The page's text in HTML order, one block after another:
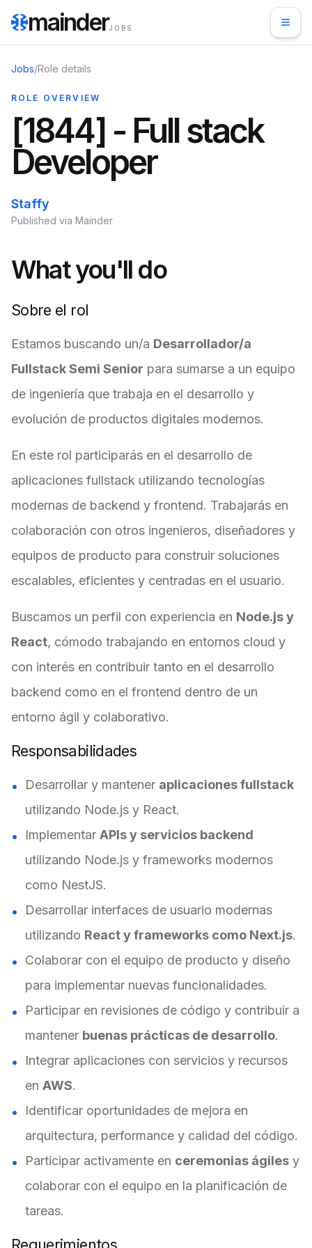
mainderJOBS
Jobs/Role details
ROLE OVERVIEW
[1844] - Full stack
Developer
Staffy
Published via Mainder
What you'll do
Sobre el rol
Estamos buscando un/a Desarrollador/a
Fullstack Semi Senior para sumarse a un equipo
de ingeniería que trabaja en el desarrollo y
evolución de productos digitales modernos.
En este rol participarás en el desarrollo de
aplicaciones fullstack utilizando tecnologías
modernas de backend y frontend. Trabajarás en
colaboración con otros ingenieros, diseñadores y
equipos de producto para construir soluciones
escalables, eficientes y centradas en el usuario.
Buscamos un perfil con experiencia en Node.js y
React, cómodo trabajando en entornos cloud y
con interés en contribuir tanto en el desarrollo
backend como en el frontend dentro de un
entorno ágil y colaborativo.
Responsabilidades
Desarrollar y mantener aplicaciones fullstack
utilizando Node.js y React.
Implementar APIs y servicios backend
utilizando Node.js y frameworks modernos
como NestJS.
Desarrollar interfaces de usuario modernas
utilizando React y frameworks como Next.js.
Colaborar con el equipo de producto y diseño
para implementar nuevas funcionalidades.
Participar en revisiones de código y contribuir a
mantener buenas prácticas de desarrollo.
Integrar aplicaciones con servicios y recursos
en AWS.
Identificar oportunidades de mejora en
arquitectura, performance y calidad del código.
Participar activamente en ceremonias ágiles y
colaborar con el equipo en la planificación de
tareas.